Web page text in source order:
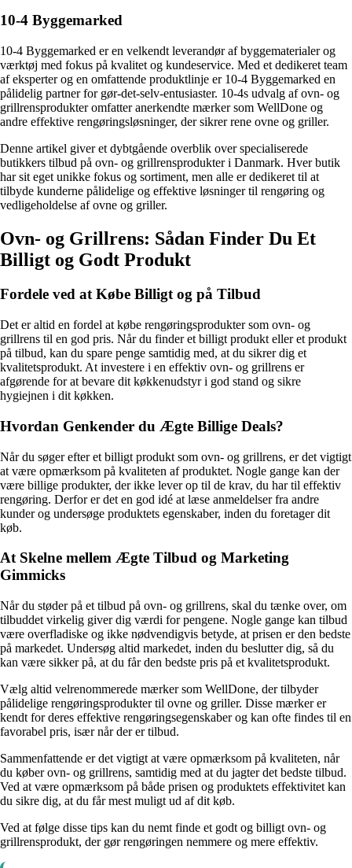
10-4 Byggemarked
10-4 Byggemarked er en velkendt leverandør af byggematerialer og
værktøj med fokus på kvalitet og kundeservice. Med et dedikeret team
af eksperter og en omfattende produktlinje er 10-4 Byggemarked en
pålidelig partner for gør-det-selv-entusiaster. 10-4s udvalg af ovn- og
grillrensprodukter omfatter anerkendte mærker som WellDone og
andre effektive rengøringsløsninger, der sikrer rene ovne og griller.
Denne artikel giver et dybtgående overblik over specialiserede
butikkers tilbud på ovn- og grillrensprodukter i Danmark. Hver butik
har sit eget unikke fokus og sortiment, men alle er dedikeret til at
tilbyde kunderne pålidelige og effektive løsninger til rengøring og
vedligeholdelse af ovne og griller.
Ovn- og Grillrens: Sådan Finder Du Et
Billigt og Godt Produkt
Fordele ved at Købe Billigt og på Tilbud
Det er altid en fordel at købe rengøringsprodukter som ovn- og
grillrens til en god pris. Når du finder et billigt produkt eller et produkt
på tilbud, kan du spare penge samtidig med, at du sikrer dig et
kvalitetsprodukt. At investere i en effektiv ovn- og grillrens er
afgørende for at bevare dit køkkenudstyr i god stand og sikre
hygiejnen i dit køkken.
Hvordan Genkender du Ægte Billige Deals?
Når du søger efter et billigt produkt som ovn- og grillrens, er det vigtigt
at være opmærksom på kvaliteten af produktet. Nogle gange kan der
være billige produkter, der ikke lever op til de krav, du har til effektiv
rengøring. Derfor er det en god idé at læse anmeldelser fra andre
kunder og undersøge produktets egenskaber, inden du foretager dit
køb.
At Skelne mellem Ægte Tilbud og Marketing
Gimmicks
Når du støder på et tilbud på ovn- og grillrens, skal du tænke over, om
tilbuddet virkelig giver dig værdi for pengene. Nogle gange kan tilbud
være overfladiske og ikke nødvendigvis betyde, at prisen er den bedste
på markedet. Undersøg altid markedet, inden du beslutter dig, så du
kan være sikker på, at du får den bedste pris på et kvalitetsprodukt.
Vælg altid velrenommerede mærker som WellDone, der tilbyder
pålidelige rengøringsprodukter til ovne og griller. Disse mærker er
kendt for deres effektive rengøringsegenskaber og kan ofte findes til en
favorabel pris, især når der er tilbud.
Sammenfattende er det vigtigt at være opmærksom på kvaliteten, når
du køber ovn- og grillrens, samtidig med at du jagter det bedste tilbud.
Ved at være opmærksom på både prisen og produktets effektivitet kan
du sikre dig, at du får mest muligt ud af dit køb.
Ved at følge disse tips kan du nemt finde et godt og billigt ovn- og
grillrensprodukt, der gør rengøringen nemmere og mere effektiv.